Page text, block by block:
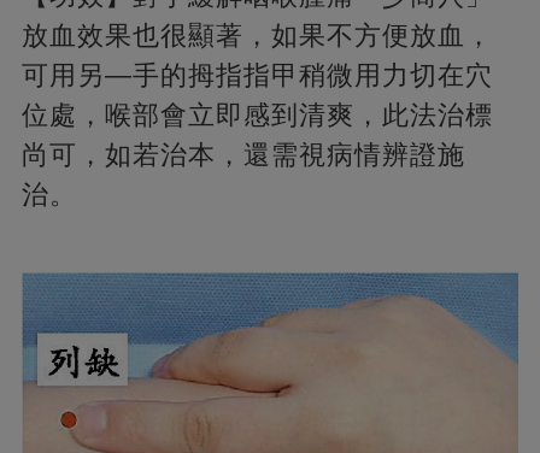
放血效果也很顯著，如果不方便放血，
可用另―手的拇指指甲稍微用力切在穴
位處，喉部會立即感到清爽，此法治標
尚可，如若治本，還需視病情辨證施
治。